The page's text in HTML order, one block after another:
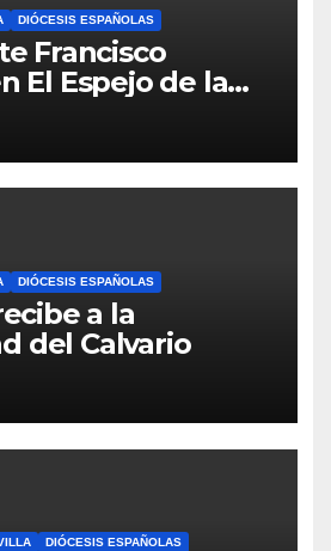
DIÓCESIS ESPAÑOLAS
Francisco
El Espejo de la
DIÓCESIS ESPAÑOLAS
a la
del Calvario
DIÓCESIS ESPAÑOLAS